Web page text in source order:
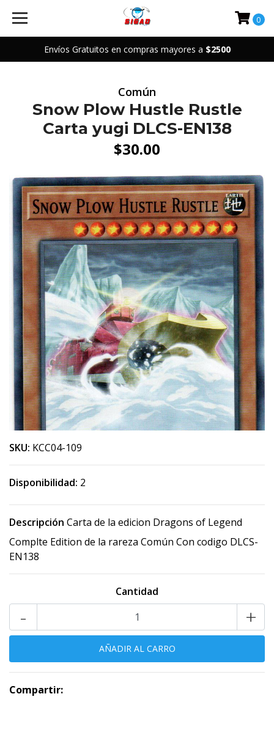
Envíos Gratuitos en compras mayores a $2500
0
Común
Snow Plow Hustle Rustle
Carta yugi DLCS-EN138
$30.00
SKU: KCC04-109
Disponibilidad: 2
Descripción Carta de la edicion Dragons of Legend
Complte Edition de la rareza Común Con codigo DLCS-
EN138
Cantidad
+
-
Compartir: